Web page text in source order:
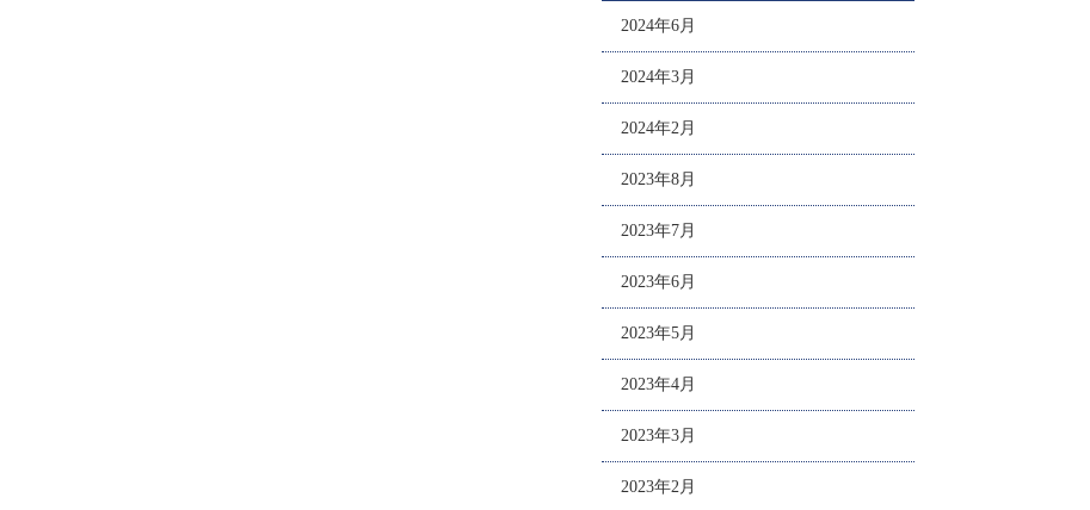
2024年6月
2024年3月
2024年2月
2023年8月
2023年7月
2023年6月
2023年5月
2023年4月
2023年3月
2023年2月